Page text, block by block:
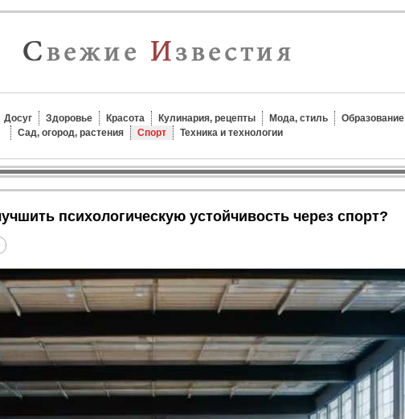
Досуг Здоровье Красота Кулинария, рецепты Мода, стиль Образование
Сад, огород, растения
Спорт Техника и технологии
психологическую устойчивость через спорт?